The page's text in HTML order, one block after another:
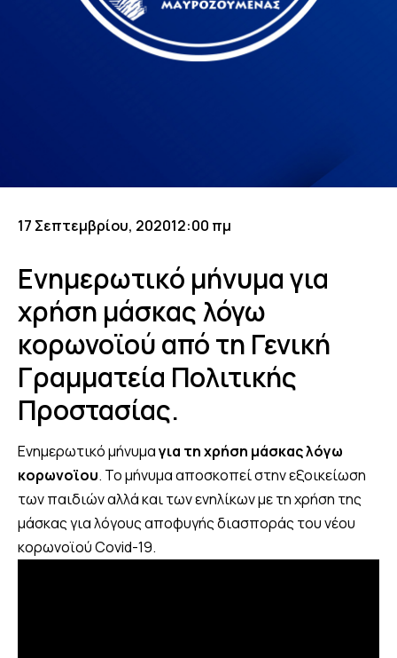
17 Σεπτεμβρίου, 202012:00 πμ
Eνημερωτικό μήνυμα για
χρήση μάσκας λόγω
κορωνοϊού από τη Γενική
Γραμματεία Πολιτικής
Προστασίας.
Ενημερωτικό μήνυμαγια τη χρήση μάσκας λόγω
κορωνοϊου. Το μήνυμα αποσκοπεί στην εξοικείωση
των παιδιών αλλά και των ενηλίκων με τη χρήση της
μάσκας για λόγους αποφυγής διασποράς του νέου
κορωνοϊού Covid-19.